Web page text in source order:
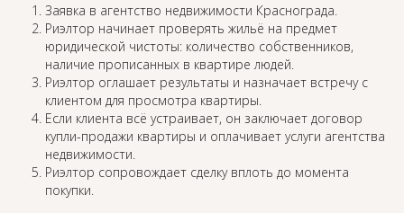
Заявка в агентство недвижимости Краснограда.
Риэлтор начинает проверять жильё на предмет
юридической чистоты: количество собственников,
наличие прописанных в квартире людей.
Риэлтор оглашает результаты и назначает встречу с
клиентом для просмотра квартиры.
Если клиента всё устраивает, он заключает договор
купли-продажи квартиры и оплачивает услуги агентства
недвижимости.
Риэлтор сопровождает сделку вплоть до момента
покупки.